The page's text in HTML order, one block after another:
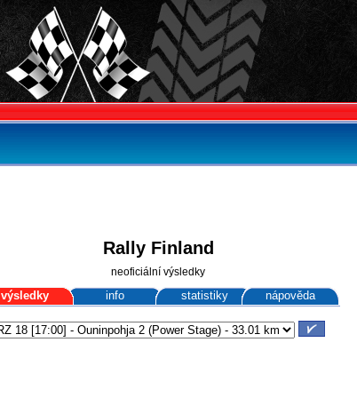
Rally Finland
neoficiální výsledky
výsledky info statistiky nápověda